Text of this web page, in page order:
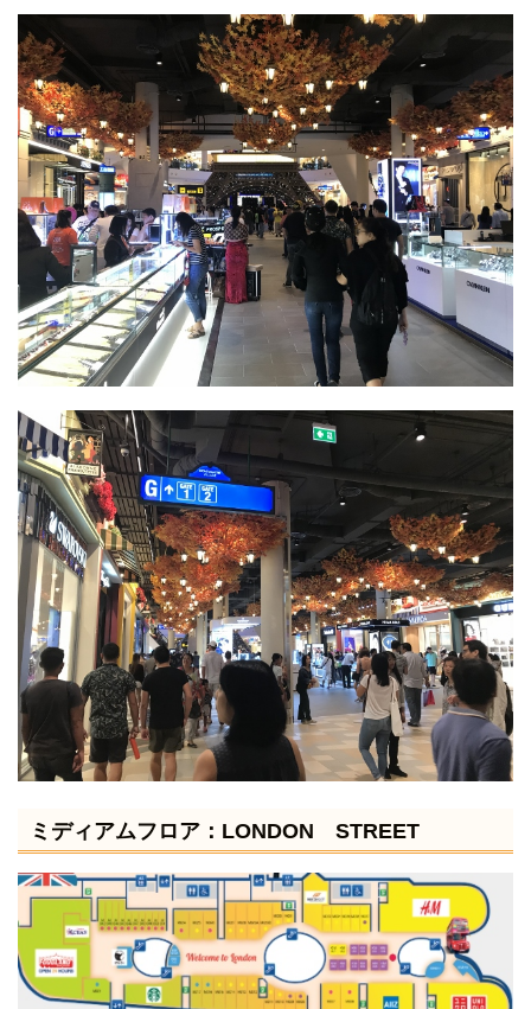
ミディアムフロア：LONDON STREET